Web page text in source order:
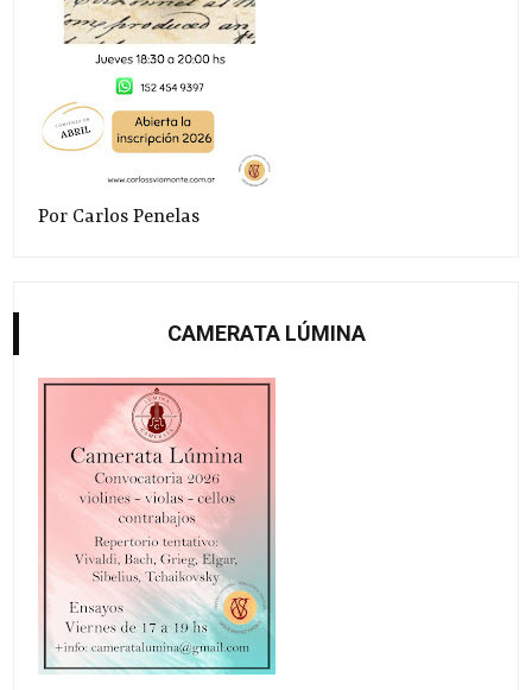
Por Carlos Penelas
CAMERATA LÚMINA